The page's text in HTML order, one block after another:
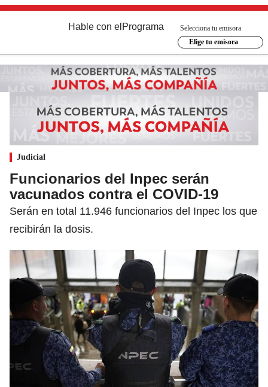
Hable con el Programa
Selecciona tu emisora
Elige tu emisora
Judicial
Funcionarios del Inpec serán
vacunados contra el COVID-19
Serán en total 11.946 funcionarios del Inpec los que
recibirán la dosis.